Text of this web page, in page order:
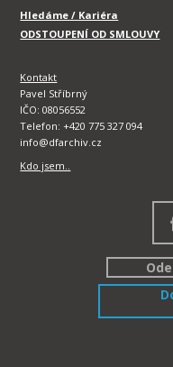
Hledáme / Kariéra
ODSTOUPENÍ OD SMLOUVY
Kontakt
Pavel Stříbrný
IČO: 08056552
Telefon: +420 775 327 094
info@dfarchiv.cz
Kdo jsem..